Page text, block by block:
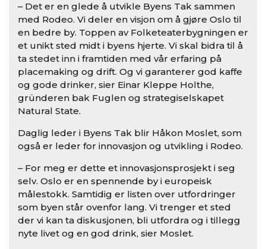
– Det er en glede å utvikle Byens Tak sammen
med Rodeo. Vi deler en visjon om å gjøre Oslo til
en bedre by. Toppen av Folketeaterbygningen er
et unikt sted midt i byens hjerte. Vi skal bidra til å
ta stedet inn i framtiden med vår erfaring på
placemaking og drift. Og vi garanterer god kaffe
og gode drinker, sier Einar Kleppe Holthe,
gründeren bak Fuglen og strategiselskapet
Natural State.
Daglig leder i Byens Tak blir Håkon Moslet, som
også er leder for innovasjon og utvikling i Rodeo.
– For meg er dette et innovasjonsprosjekt i seg
selv. Oslo er en spennende by i europeisk
målestokk. Samtidig er listen over utfordringer
som byen står ovenfor lang. Vi trenger et sted
der vi kan ta diskusjonen, bli utfordra og i tillegg
nyte livet og en god drink, sier Moslet.